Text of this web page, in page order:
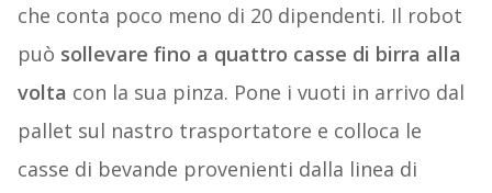
che conta poco meno di 20 dipendenti. Il robot
può sollevare fino a quattro casse di birra alla
volta con la sua pinza. Pone i vuoti in arrivo dal
pallet sul nastro trasportatore e colloca le
casse di bevande provenienti dalla linea di